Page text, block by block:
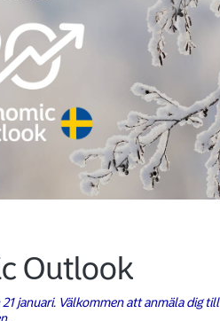
Outlook
januari. Välkommen att anmäla dig till